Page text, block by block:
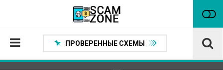
ПРОВЕРЕННЫЕ СХЕМЫ